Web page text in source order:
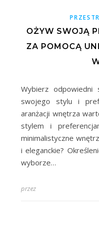
OŻYW SWOJĄ
ZA POMOCĄ
Wybierz odpowiedni
swojego stylu i
aranżacji wnętrza
stylem i
minimalistyczne
i eleganckie?
wyborze…
przez